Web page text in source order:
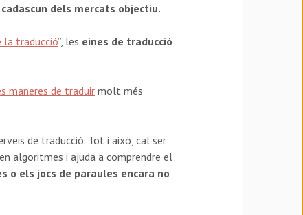
dels mercats objectiu.
traducció”, les eines de traducció
maneres de traduir molt més
de traducció. Tot i això, cal ser
algoritmes i ajuda a comprendre el
o els jocs de paraules encara no